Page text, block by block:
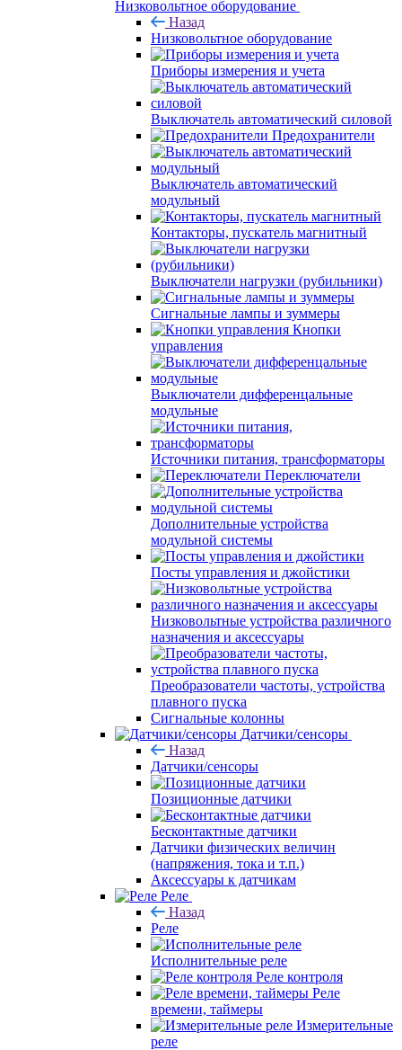
Низковольтное оборудование
Назад
Низковольтное оборудование
Приборы измерения и учета
Выключатель автоматический силовой
Предохранители
Выключатель автоматический
модульный
Контакторы, пускатель магнитный
Выключатели нагрузки (рубильники)
Сигнальные лампы и зуммеры
Кнопки
управления
Выключатели дифференцальные
модульные
Источники питания, трансформаторы
Переключатели
Дополнительные устройства
модульной системы
Посты управления и джойстики
Низковольтные устройства различного
назначения и аксессуары
Преобразователи частоты, устройства
плавного пуска
Сигнальные колонны
Датчики/сенсоры
Назад
Датчики/сенсоры
Позиционные датчики
Бесконтактные датчики
Датчики физических величин
(напряжения, тока и т.п.)
Аксессуары к датчикам
Реле
Назад
Реле
Исполнительные реле
Реле контроля
Реле
времени, таймеры
Измерительные
реле